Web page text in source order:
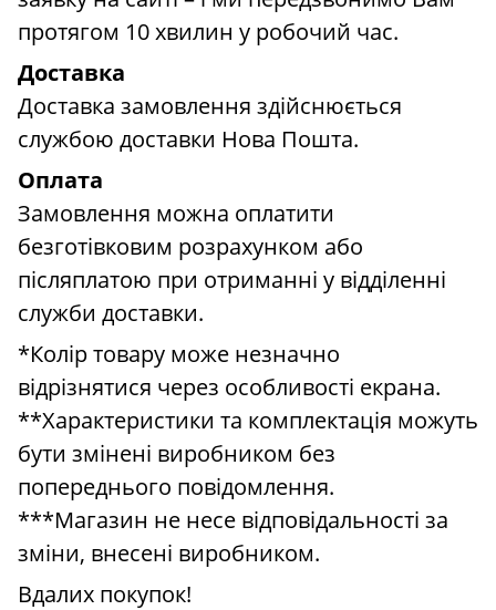
протягом 10 хвилин у робочий час.
Доставка
Доставка замовлення здійснюється
службою доставки Нова Пошта.
Оплата
Замовлення можна оплатити
безготівковим розрахунком або
післяплатою при отриманні у відділенні
служби доставки.
*Колір товару може незначно
відрізнятися через особливості екрана.
**Характеристики та комплектація можуть
бути змінені виробником без
попереднього повідомлення.
***Магазин не несе відповідальності за
зміни, внесені виробником.
Вдалих покупок!